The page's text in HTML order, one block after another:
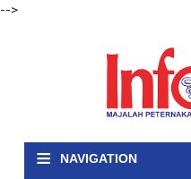
-->
≡ NAVIGATION